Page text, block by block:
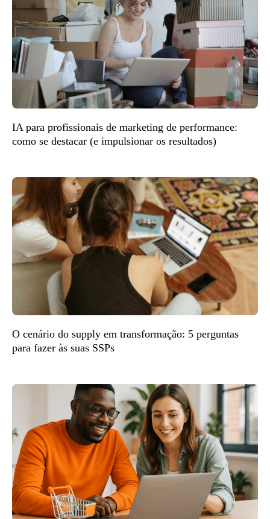
IA para profissionais de marketing de performance:
como se destacar (e impulsionar os resultados)
O cenário do supply em transformação: 5 perguntas
para fazer às suas SSPs